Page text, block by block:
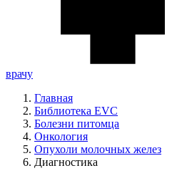
врачу
Главная
Библиотека EVC
Болезни питомца
Онкология
Опухоли молочных желез
Диагностика